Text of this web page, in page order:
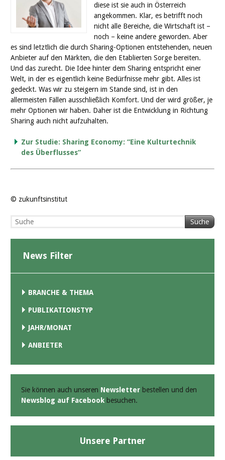
diese ist sie auch in Österreich
angekommen. Klar, es betrifft noch
nicht alle Bereiche, die Wirtschaft ist –
noch – keine andere geworden. Aber
es sind letztlich die durch Sharing-Optionen entstehenden, neuen
Anbieter auf den Märkten, die den Etablierten Sorge bereiten.
Und das zurecht. Die Idee hinter dem Sharing entspricht einer
Welt, in der es eigentlich keine Bedürfnisse mehr gibt. Alles ist
gedeckt. Was wir zu steigern im Stande sind, ist in den
allermeisten Fällen ausschließlich Komfort. Und der wird größer, je
mehr Optionen wir haben. Daher ist die Entwicklung in Richtung
Sharing auch nicht aufzuhalten.
Zur Studie: Sharing Economy: “Eine Kulturtechnik
des Überflusses”
© zukunftsinstitut
Suche
News Filter
BRANCHE & THEMA
PUBLIKATIONSTYP
JAHR/MONAT
ANBIETER
Sie können auch unseren Newsletter bestellen und den
Newsblog auf Facebook besuchen.
Unsere Partner